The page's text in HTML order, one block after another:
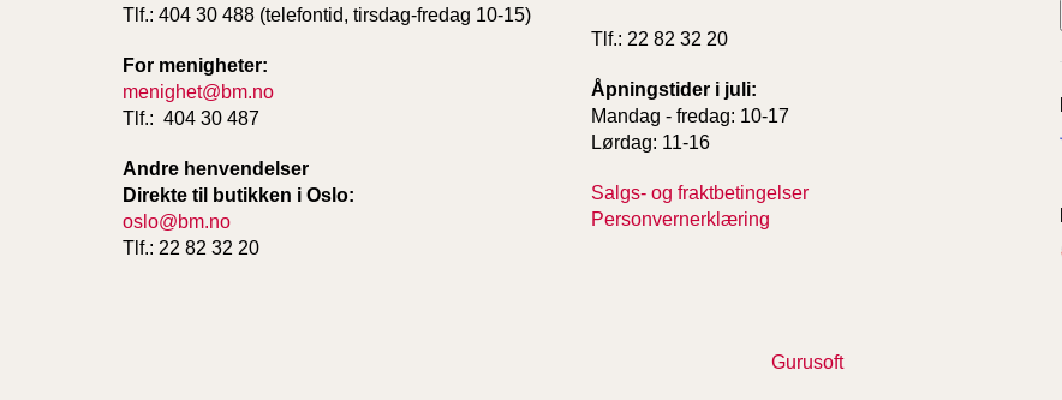
Tlf.: 404 30 488 (telefontid, tirsdag-fredag 10-15)
For menigheter:
menighet@bm.no
Tlf.: 404 30 487
Andre henvendelser
Direkte til butikken i Oslo:
oslo@bm.no
Tlf.: 22 82 32 20
Tlf.: 22 82 32 20
Åpningstider i juli:
Mandag - fredag: 10-17
Lørdag: 11-16
Salgs- og fraktbetingelser
Personvernerklæring
Gurusoft